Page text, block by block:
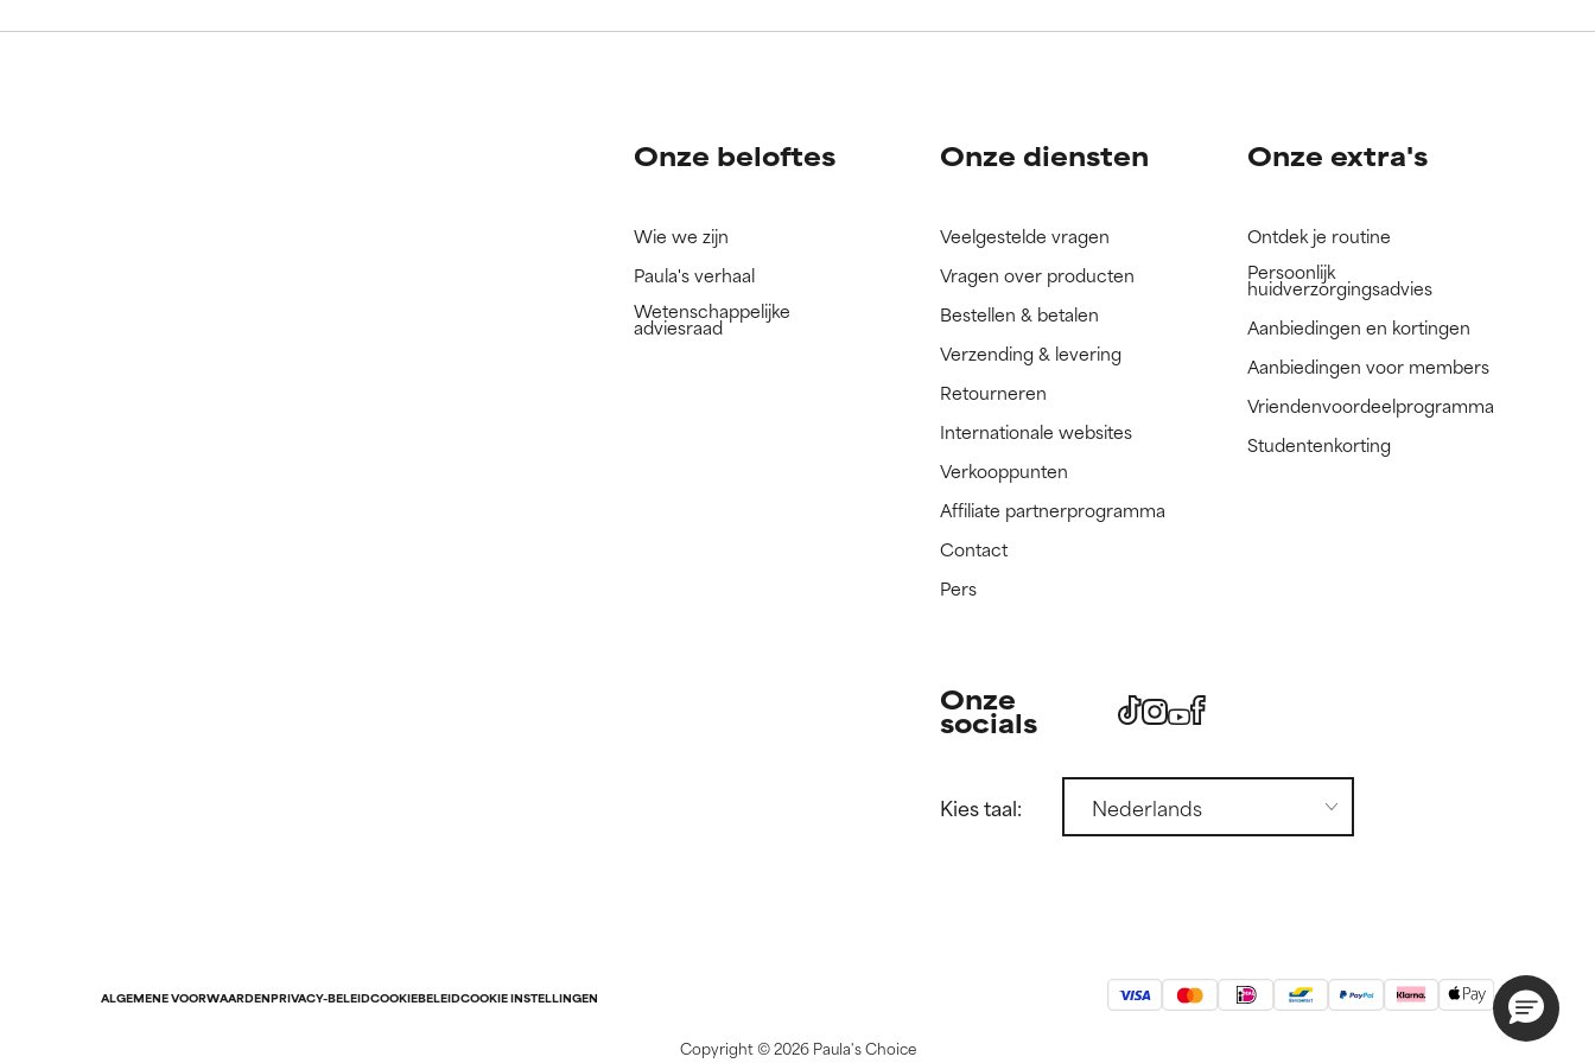
We hebben dit ingrediënt nog niet beoordeeld omdat we het onderzoek ernaar nog niet
We hebben dit ingrediënt nog niet beoordeeld omdat we het onderzoek ernaar nog niet
Onze beloftes
Wie we zijn
Paula's verhaal
Wetenschappelijke
adviesraad
Onze diensten
Veelgestelde vragen
Vragen over producten
Bestellen & betalen
Verzending & levering
Retourneren
Internationale websites
Verkooppunten
Affiliate partnerprogramma
Contact
Pers
Onze extra's
Ontdek je routine
Persoonlijk
huidverzorgingsadvies
Aanbiedingen en kortingen
Aanbiedingen voor members
Vriendenvoordeelprogramma
Studentenkorting
Onze
socials
Kies taal:
ALGEMENE VOORWAARDENPRIVACY-BELEIDCOOKIEBELEIDCOOKIE INSTELLINGEN
Copyright ©2026 Paula's Choice